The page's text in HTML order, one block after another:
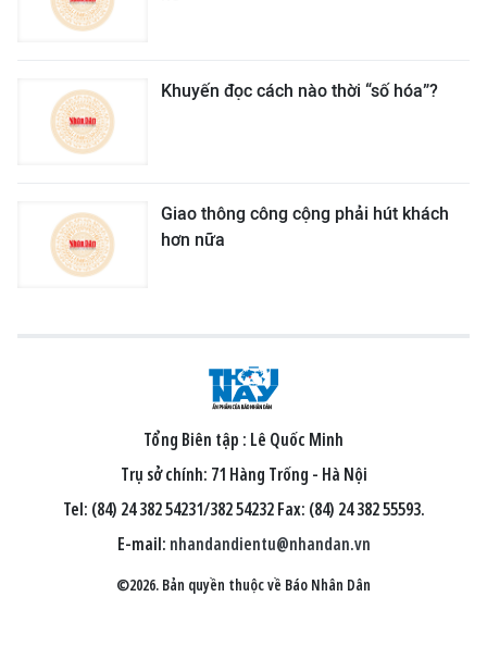
Khuyến đọc cách nào thời “số hóa”?
Giao thông công cộng phải hút khách
hơn nữa
Tổng Biên tập : Lê Quốc Minh
Trụ sở chính: 71 Hàng Trống - Hà Nội
Tel: (84) 24 382 54231/382 54232 Fax: (84) 24 382 55593.
E-mail: nhandandientu@nhandan.vn
©2026. Bản quyền thuộc về Báo Nhân Dân